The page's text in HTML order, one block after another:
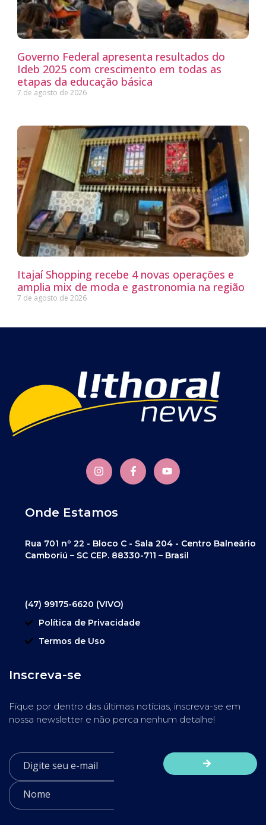
Governo Federal apresenta resultados do
Ideb 2025 com crescimento em todas as
etapas da educação básica
7 de agosto de 2026
Itajaí Shopping recebe 4 novas operações e
amplia mix de moda e gastronomia na região
7 de agosto de 2026
Onde Estamos
Rua 701 nº 22 - Bloco C - Sala 204 - Centro Balneário
Camboriú – SC CEP. 88330-711 – Brasil
(47) 99175-6620 (VIVO)
Política de Privacidade
Termos de Uso
Inscreva-se
Fique por dentro das últimas notícias, inscreva-se em
nossa newsletter e não perca nenhum detalhe!